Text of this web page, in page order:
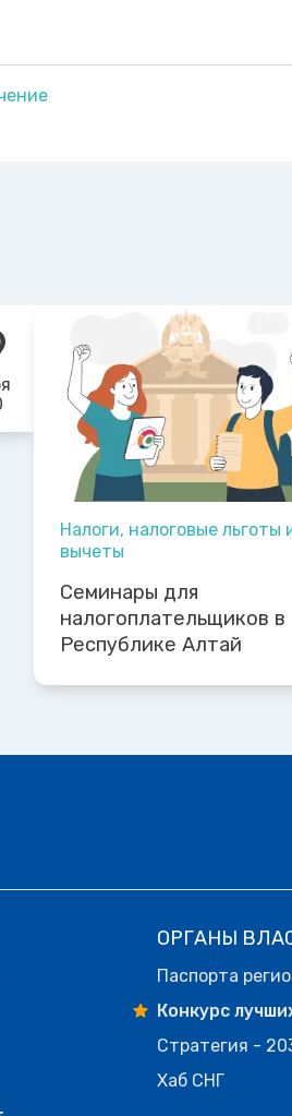
Налоги, налоговые льготы
вычеты
Семинары для
налогоплательщиков в
Республике Алтай
ОРГАНЫ
Паспорта
Конкурс
Стратегия -
Хаб СНГ